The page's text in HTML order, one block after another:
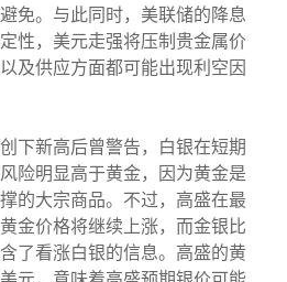
免。与此同时，美联储的降息
性，美元走强将压制贵金属价
及供应方面都可能出现利空因
下新高后曾警告，白银在短期
险明显高于黄金，因为黄金是
的大宗商品。不过，高盛在最
金价格将继续上涨，而金银比
了看涨白银的信息。高盛的黄